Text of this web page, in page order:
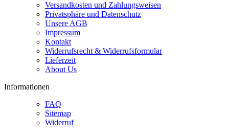
Versandkosten und Zahlungsweisen
Privatsphäre und Datenschutz
Unsere AGB
Impressum
Kontakt
Widerrufsrecht & Widerrufsformular
Lieferzeit
About Us
Informationen
FAQ
Sitemap
Widerruf